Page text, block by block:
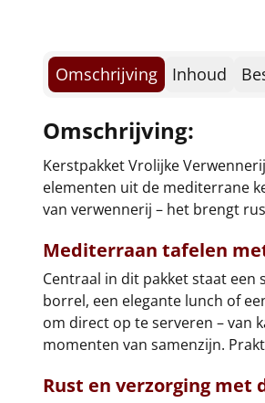
Omschrijving Inhoud
Omschrijving:
Kerstpakket Vrolijke
elementen uit de mediterrane
van verwennerij – het brengt
Mediterraan tafelen
Centraal in dit pakket staat een
borrel, een elegante lunch of
om direct op te serveren – van
momenten van samenzijn.
Rust en verzorging met